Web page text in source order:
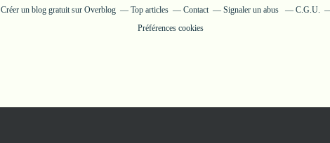
Créer un blog gratuit sur Overblog Top articles Contact Signaler un abus C.G.U.
Préférences cookies